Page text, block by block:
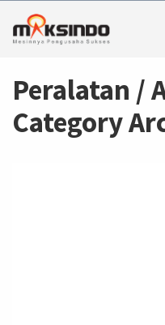
Peralatan /
Category